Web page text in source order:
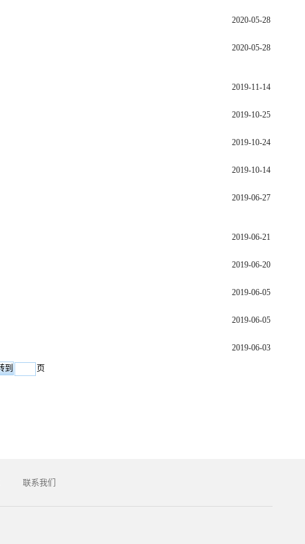
2020-05-28
2020-05-28
2019-11-14
2019-10-25
2019-10-24
2019-10-14
2019-06-27
2019-06-21
2019-06-20
2019-06-05
2019-06-05
2019-06-03
页
联系我们